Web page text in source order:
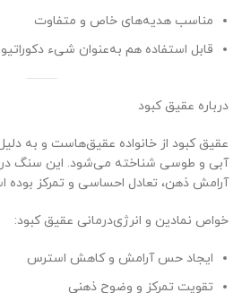
مناسب هدیه‌های خاص و متفاوت
قابل استفاده هم به‌عنوان شیء
درباره عقیق کبود
عقیق کبود از خانواده عقیق‌هاست و به
آبی و طوسی شناخته می‌شود. این سنگ
آرامش ذهن، تعادل احساسی و تمرکز بوده
خواص نمادین و انرژی‌درمانی عقیق کبود:
ایجاد حس آرامش و کاهش استرس
تقویت تمرکز و وضوح ذهنی